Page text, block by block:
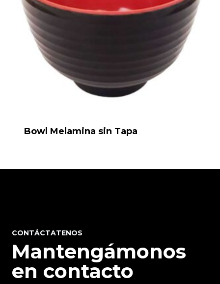
Bowl Melamina sin Tapa
CONTÁCTATENOS
Mantengámonos
en contacto